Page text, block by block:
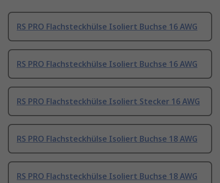
RS PRO Flachsteckhülse Isoliert Buchse 16 AWG
RS PRO Flachsteckhülse Isoliert Buchse 16 AWG
RS PRO Flachsteckhülse Isoliert Stecker 16 AWG
RS PRO Flachsteckhülse Isoliert Buchse 18 AWG
RS PRO Flachsteckhülse Isoliert Buchse 18 AWG